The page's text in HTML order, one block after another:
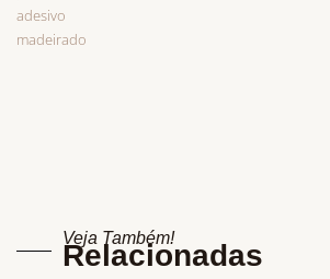
Veja Também!
Relacionadas